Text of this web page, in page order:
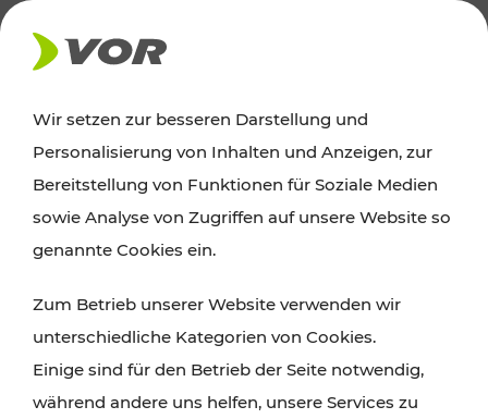
AKTUELLES
News
Alle wichtigen Meldungen zu Fahrplanänderungen,
finden Sie hier im Überblick.
Wir setzen zur besseren Darstellung und
Personalisierung von Inhalten und Anzeigen, zur
Bereitstellung von Funktionen für Soziale Medien
sowie Analyse von Zugriffen auf unsere Website so
genannte Cookies ein.
Zum Betrieb unserer Website verwenden wir
unterschiedliche Kategorien von Cookies.
Einige sind für den Betrieb der Seite notwendig,
während andere uns helfen, unsere Services zu